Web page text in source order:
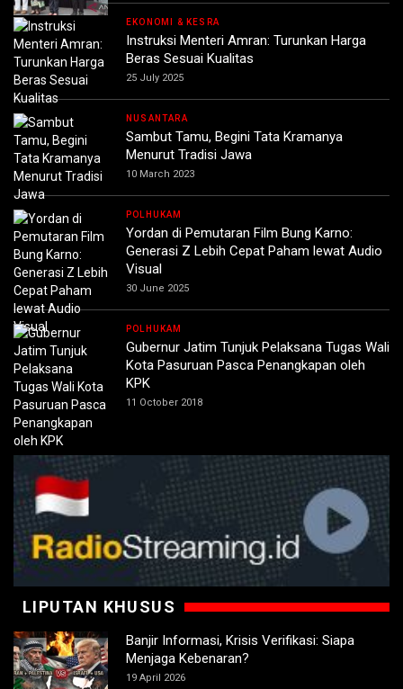
EKONOMI & KESRA
Instruksi Menteri Amran: Turunkan Harga
Beras Sesuai Kualitas
25 July 2025
NUSANTARA
Sambut Tamu, Begini Tata Kramanya
Menurut Tradisi Jawa
10 March 2023
POLHUKAM
Yordan di Pemutaran Film Bung Karno:
Generasi Z Lebih Cepat Paham lewat Audio
Visual
30 June 2025
POLHUKAM
Gubernur Jatim Tunjuk Pelaksana Tugas Wali
Kota Pasuruan Pasca Penangkapan oleh
KPK
11 October 2018
LIPUTAN KHUSUS
Banjir Informasi, Krisis Verifikasi: Siapa
Menjaga Kebenaran?
19 April 2026